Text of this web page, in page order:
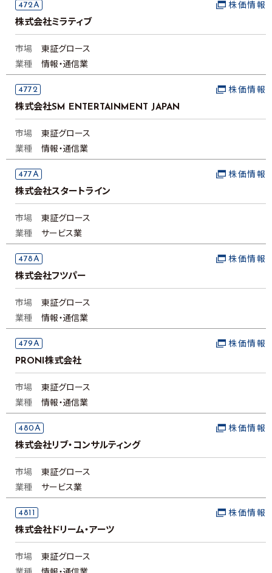
472A
株式会社ミラティブ
株価情報
市場
東証グロース
業種
情報・通信業
4772
株式会社SM ENTERTAINMENT JAPAN
株価情報
市場
東証グロース
業種
情報・通信業
477A
株式会社スタートライン
株価情報
市場
東証グロース
業種
サービス業
478A
株式会社フツパー
株価情報
市場
東証グロース
業種
情報・通信業
479A
PRONI株式会社
株価情報
市場
東証グロース
業種
情報・通信業
480A
株式会社リブ・コンサルティング
株価情報
市場
東証グロース
業種
サービス業
4811
株式会社ドリーム・アーツ
株価情報
市場
東証グロース